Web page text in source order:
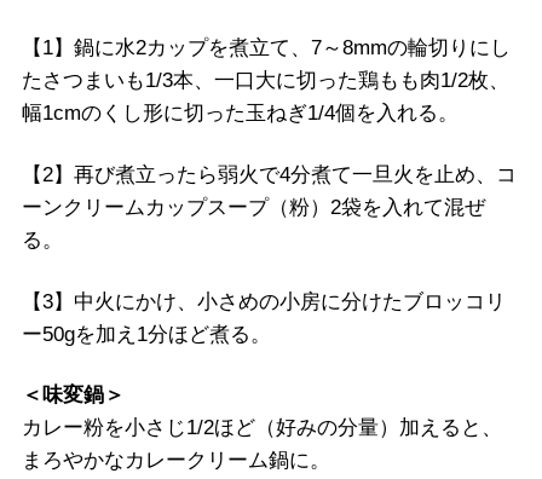
【1】鍋に水2カップを煮立て、7～8mmの輪切りにし
たさつまいも1/3本、一口大に切った鶏もも肉1/2枚、
幅1cmのくし形に切った玉ねぎ1/4個を入れる。
【2】再び煮立ったら弱火で4分煮て一旦火を止め、コ
ーンクリームカップスープ（粉）2袋を入れて混ぜ
る。
【3】中火にかけ、小さめの小房に分けたブロッコリ
ー50gを加え1分ほど煮る。
＜味変鍋＞
カレー粉を小さじ1/2ほど（好みの分量）加えると、
まろやかなカレークリーム鍋に。